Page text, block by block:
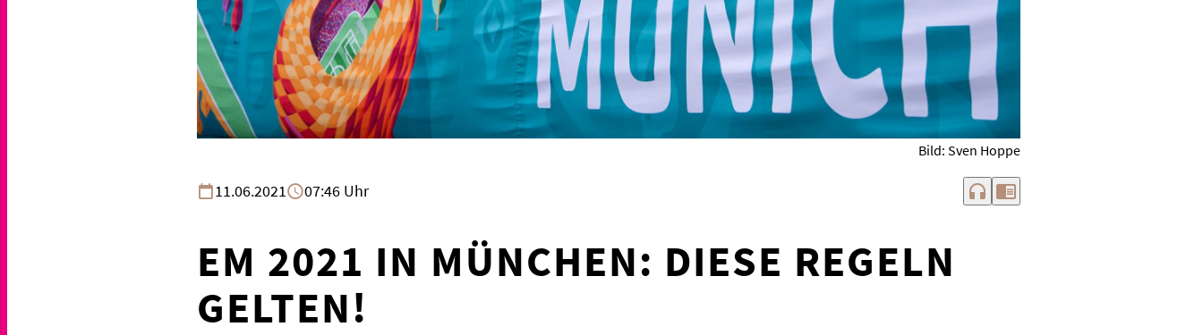
Bild: Sven Hoppe
11.06.2021 07:46 Uhr headphones chrome_reader_mode
EM 2021 IN MÜNCHEN: DIESE REGELN
GELTEN!